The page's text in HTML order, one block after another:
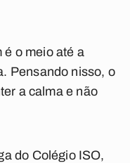
é o meio até a
Pensando nisso, o
a calma e não
do Colégio ISO,